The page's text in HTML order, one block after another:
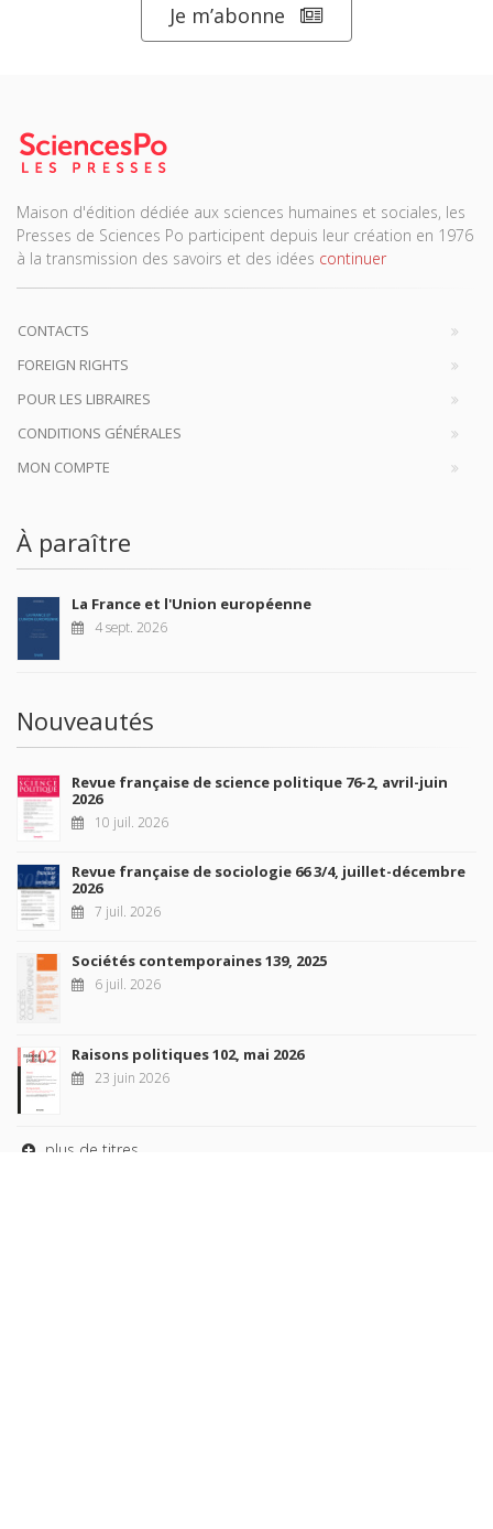
Je m’abonne
Maison d'édition dédiée aux sciences humaines et sociales, les
Presses de Sciences Po participent depuis leur création en 1976
à la transmission des savoirs et des idées continuer
CONTACTS
FOREIGN RIGHTS
POUR LES LIBRAIRES
CONDITIONS GÉNÉRALES
MON COMPTE
À paraître
La France et l'Union européenne
4 sept. 2026
Nouveautés
Revue française de science politique 76-2, avril-juin
2026
10 juil. 2026
Revue française de sociologie 66 3/4, juillet-décembre
2026
7 juil. 2026
Sociétés contemporaines 139, 2025
6 juil. 2026
Raisons politiques 102, mai 2026
23 juin 2026
plus de titres